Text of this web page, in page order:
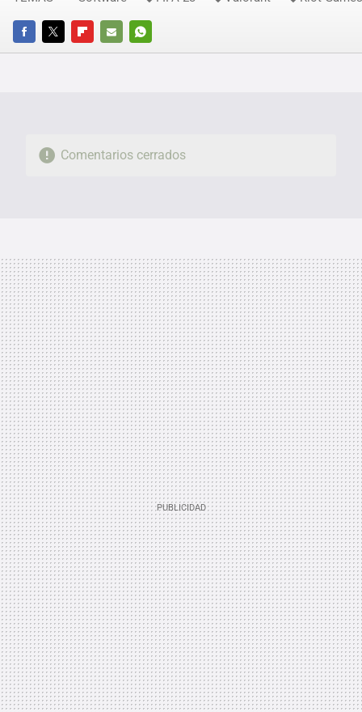
FACEBOOKTWITTERFLIPBOARD
E-
WHATSAPP
Comentarios cerrados